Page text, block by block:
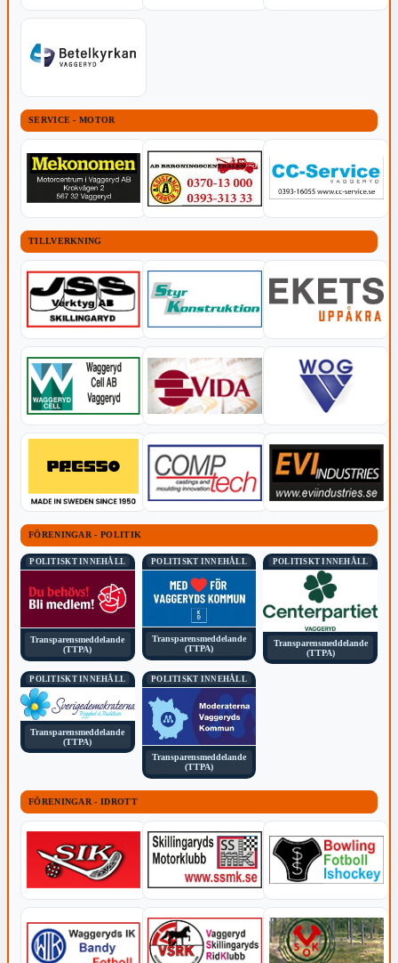
SERVICE - MOTOR
TILLVERKNING
FÖRENINGAR - POLITIK
POLITISKT INNEHÅLL
Transparensmeddelande
(TTPA)
POLITISKT INNEHÅLL
Transparensmeddelande
(TTPA)
POLITISKT INNEHÅLL
Transparensmeddelande
(TTPA)
POLITISKT INNEHÅLL
Transparensmeddelande
(TTPA)
POLITISKT INNEHÅLL
Transparensmeddelande
(TTPA)
FÖRENINGAR - IDROTT